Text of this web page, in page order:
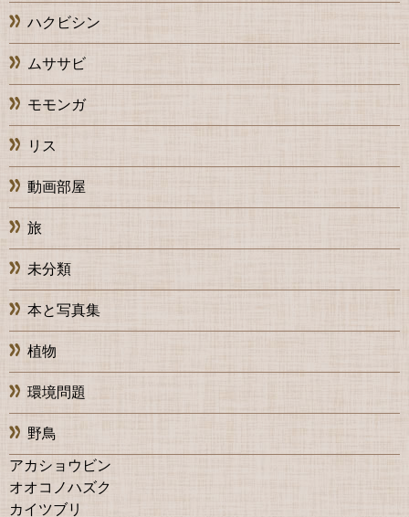
ハクビシン
ムササビ
モモンガ
リス
動画部屋
旅
未分類
本と写真集
植物
環境問題
野鳥
アカショウビン
オオコノハズク
カイツブリ